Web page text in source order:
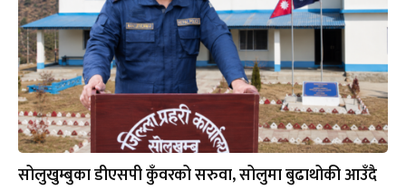
सोलुखुम्बुका डीएसपी कुँवरको सरुवा, सोलुमा बुढाथोकी आउँदै